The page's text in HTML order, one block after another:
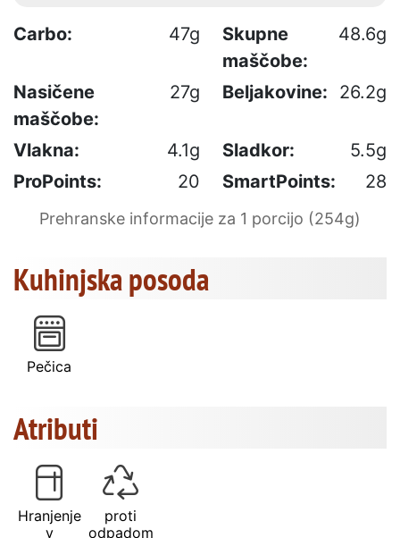
Carbo: 47g
Skupne
maščobe:
48.6g
Nasičene
maščobe:
27g Beljakovine: 26.2g
Vlakna: 4.1g Sladkor:
5.5g
ProPoints:
20 SmartPoints: 28
Prehranske informacije za 1 porcijo (254g)
Kuhinjska posoda
Pečica
Atributi
Hranjenje
v
proti
odpadom